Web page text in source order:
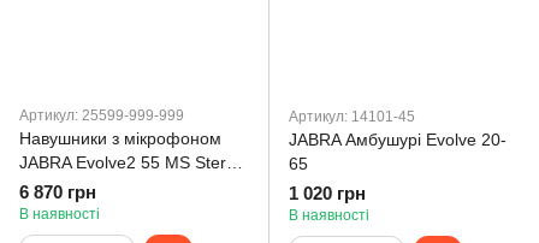
Артикул: 25599-999-999
Навушники з мікрофоном
JABRA Evolve2 55 MS Stereo
(25599-999-999)
6 870 грн
В наявності
Артикул: 14101-45
JABRA Амбушурі Evolve 20-
65
1 020 грн
В наявності